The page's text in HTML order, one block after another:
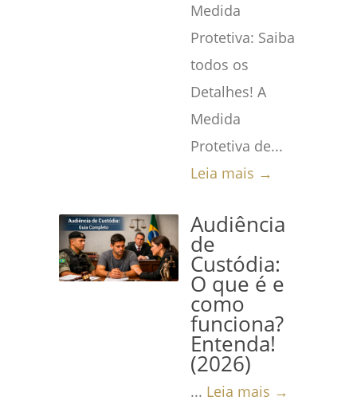
Medida
Protetiva: Saiba
todos os
Detalhes! A
Medida
Protetiva de...
Leia mais →
Audiência
de
Custódia:
O que é e
como
funciona?
Entenda!
(2026)
... Leia mais →